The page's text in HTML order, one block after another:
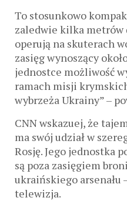
To stosunkowo
zaledwie kilka metrów
operują na skuterach
zasięg wynoszący
jednostce możliwość
ramach misji
wybrzeża Ukrainy” –
CNN wskazuej, że
ma swój udział w
Rosję. Jego jednostka
są poza zasięgiem
ukraińskiego arsenału
telewizja.